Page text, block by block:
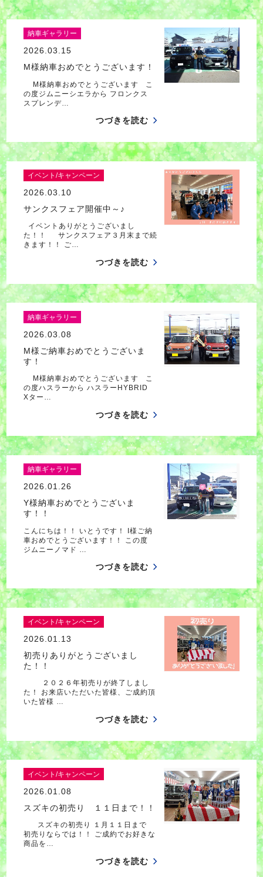
納車ギャラリー
2026.03.15
M様納車おめでとうございます！
M様納車おめでとうございます こ
の度ジムニーシエラから フロンクス
スプレンデ…
つづきを読む
イベント/キャンペーン
2026.03.10
サンクスフェア開催中～♪
イベントありがとうございまし
た！！ サンクスフェア３月末まで続
きます！！ ご…
つづきを読む
納車ギャラリー
2026.03.08
M様ご納車おめでとうございま
す！
M様納車おめでとうございます こ
の度ハスラーから ハスラーHYBRID
Xター…
つづきを読む
納車ギャラリー
2026.01.26
Y様納車おめでとうございま
す！！
こんにちは！！ いとうです！ I様ご納
車おめでとうございます！！ この度
ジムニーノマド …
つづきを読む
イベント/キャンペーン
2026.01.13
初売りありがとうございまし
た！！
２０２６年初売りが終了しまし
た！ お来店いただいた皆様、ご成約頂
いた皆様 …
つづきを読む
イベント/キャンペーン
2026.01.08
スズキの初売り １１日まで！！
スズキの初売り １月１１日まで
初売りならでは！！ ご成約でお好きな
商品を…
つづきを読む